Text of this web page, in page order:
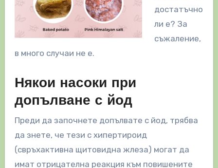
достатъчно
ли е? За
съжаление,
в много случаи не е.
Някои насоки при
допълване с йод
Преди да започнете допълвате с йод, трябва
да знете, че тези с хипертироид
(свръхактивна щитовидна жлеза) могат да
имат отрицателна реакция към повишените